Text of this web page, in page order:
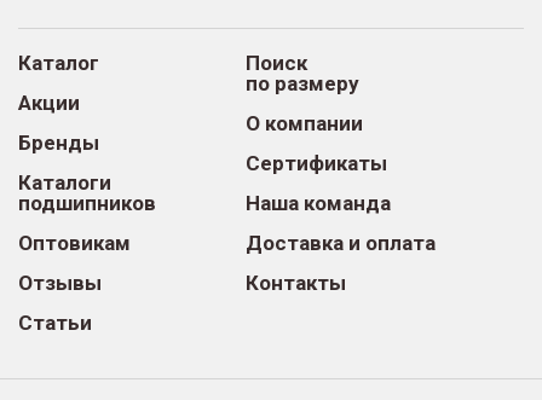
Каталог
Акции
Бренды
Каталоги
подшипников
Оптовикам
Отзывы
Статьи
Поиск
по размеру
О компании
Сертификаты
Наша команда
Доставка и оплата
Контакты